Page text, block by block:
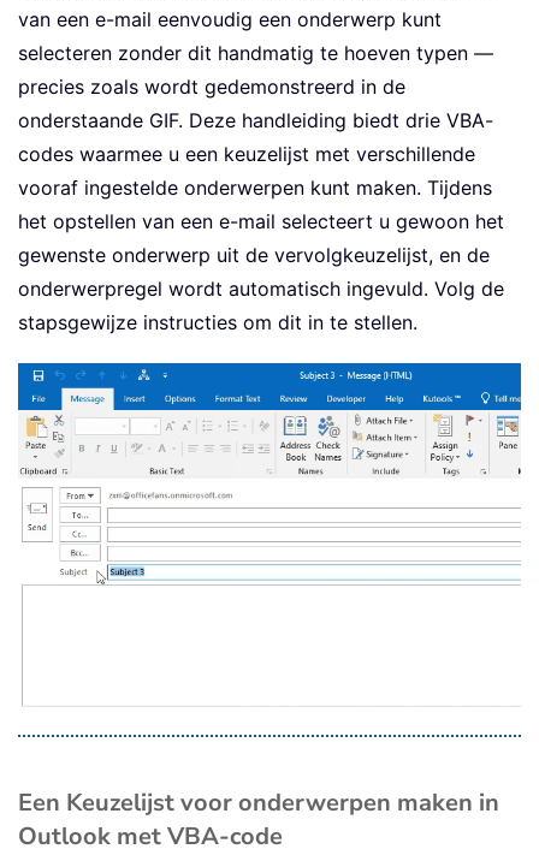
van een e-mail eenvoudig een onderwerp kunt
selecteren zonder dit handmatig te hoeven typen —
precies zoals wordt gedemonstreerd in de
onderstaande GIF. Deze handleiding biedt drie VBA-
codes waarmee u een keuzelijst met verschillende
vooraf ingestelde onderwerpen kunt maken. Tijdens
het opstellen van een e-mail selecteert u gewoon het
gewenste onderwerp uit de vervolgkeuzelijst, en de
onderwerpregel wordt automatisch ingevuld. Volg de
stapsgewijze instructies om dit in te stellen.
Een Keuzelijst voor onderwerpen maken in
Outlook met VBA-code